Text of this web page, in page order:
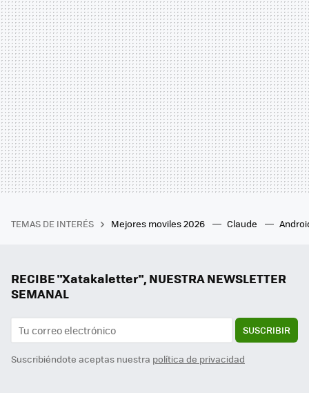
TEMAS DE INTERÉS Mejores moviles 2026 Claude
RECIBE "Xatakaletter", NUESTRA NEWSLETTER
SEMANAL
SUSCRIBIR
Suscribiéndote aceptas nuestra política de privacidad